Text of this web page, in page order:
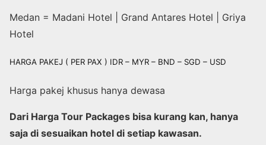
Medan = Madani Hotel | Grand Antares Hotel | Griya
Hotel
HARGA PAKEJ ( PER PAX ) IDR – MYR – BND – SGD – USD
Harga pakej khusus hanya dewasa
Dari Harga Tour Packages bisa kurang kan, hanya
saja di sesuaikan hotel di setiap kawasan.